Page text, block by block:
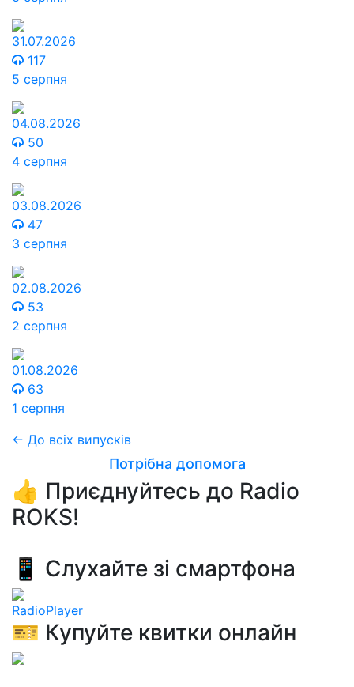
31.07.2026
117
5 серпня
04.08.2026
50
4 серпня
03.08.2026
47
3 серпня
02.08.2026
53
2 серпня
01.08.2026
63
1 серпня
← До всіх випусків
Потрібна допомога
👍 Приєднуйтесь до Radio
ROKS!
📱 Слухайте зі смартфона
RadioPlayer
🎫 Купуйте квитки онлайн